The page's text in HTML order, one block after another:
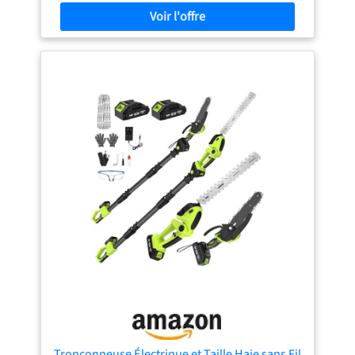
cadeau réfléchi : le plaisir de travailler est garanti
【Conception Ergonomique pour Tous】 Avec un poids de
seulement 1,65 kg et une longueur de guide de 12 pouces
(30 cm), cette élagueuse batterie est conçue pour un
tronçonneuse électrique RINOXAR utilise le moteur
SpeedUltra sans balais, avec une vitesse de 30 000 tours
par minute pour une efficacité maximale. Sa batterie offre
40 minutes de travail sans pression et se recharge en
seulement 3 heures, idéale pour les utilisateurs de
tronçonneuse sur batterie. 【Entretien Facile】 Equipée
d'une pompe à huile de 60 ml, cette petite tronconneuse a
batterie garantit une lubrification uniforme de la chaîne,
réduisant l'usure et prolongeant la durée de vie de l'outil
tout en diminuant les coûts d'entretien. 【Fonctionnalités
de Sécurité】 Notre tronçonneuse électrique sans fil est
dotée de plusieurs caractéristiques de sécurité,
notamment un bouton de démarrage à deux étapes pour
Parfait pour les amateurs de jardinage, cette tronçonneuse
électrique est un excellent cadeau pour les papas,
mamans, amis, et bricoleurs qui apprécient les scies